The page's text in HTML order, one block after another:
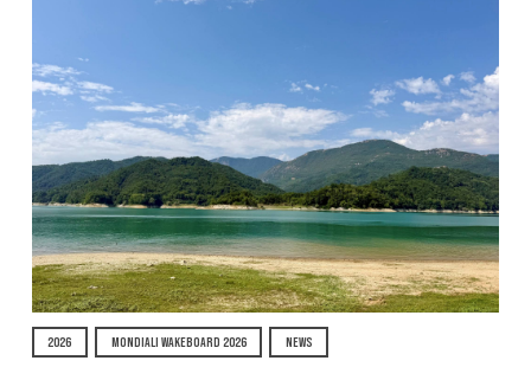
2026 MONDIALI WAKEBOARD 2026 NEWS